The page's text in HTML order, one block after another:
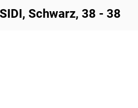
Schwarz, 38 - 38